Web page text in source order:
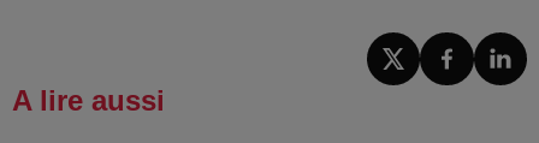
A lire aussi